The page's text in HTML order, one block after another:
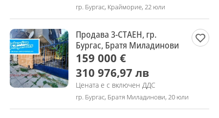
гр. Бургас, Крайморие, 22 юли
Продава 3-СТАЕН, гр.
Бургас, Братя Миладинови
159 000 €
310 976,97 лв
Цената е с включен ДДС
гр. Бургас, Братя Миладинови, 20 юли